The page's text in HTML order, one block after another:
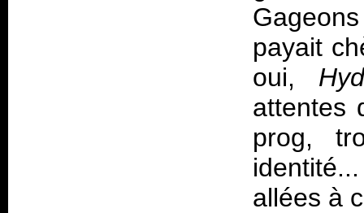
payait
oui,
attentes
prog,
allées à